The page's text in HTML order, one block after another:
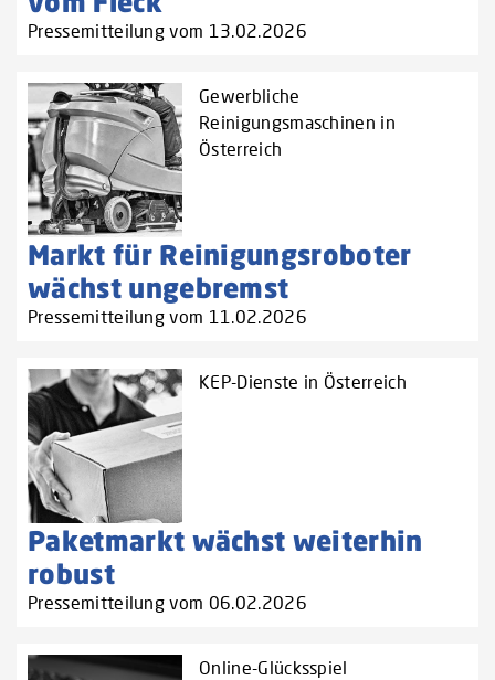
Pressemitteilung vom 13.02.2026
Gewerbliche
Reinigungsmaschinen in
Österreich
Markt für Reinigungsroboter
wächst ungebremst
Pressemitteilung vom 11.02.2026
KEP-Dienste in Österreich
Paketmarkt wächst weiterhin
robust
Pressemitteilung vom 06.02.2026
Online-Glücksspiel